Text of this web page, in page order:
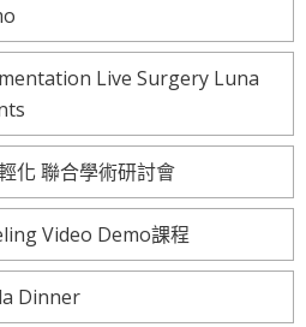
Live Surgery Luna
化 聯合學術研討會
Video Demo課程
Dinner